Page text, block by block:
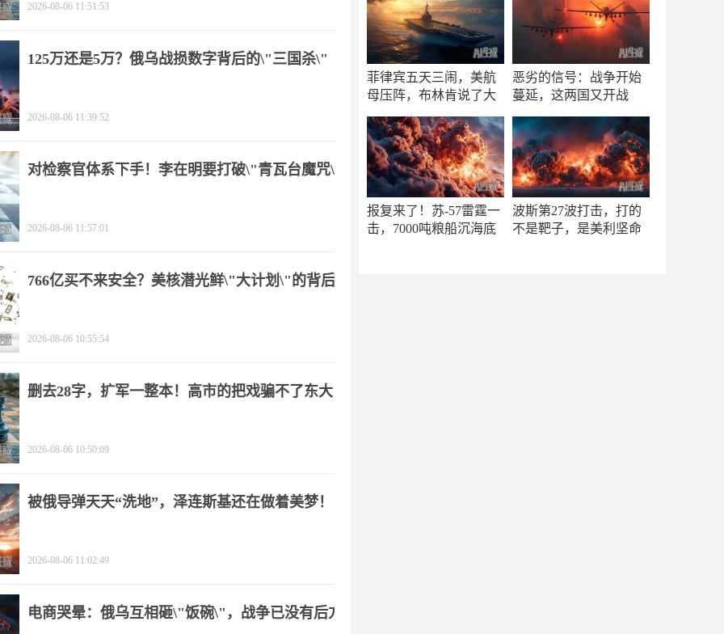
菲律宾五天三闹，美航
母压阵，布林肯说了大
恶劣的信号：战争开始
蔓延，这两国又开战
报复来了！苏-57雷霆一
击，7000吨粮船沉海底
波斯第27波打击，打的
不是靶子，是美利坚命
2026-08-06 11:51:53
125万还是5万？俄乌战损数字背后的\"三国杀\"
2026-08-06 11:39:52
对检察官体系下手！李在明要打破\"青瓦台魔咒\"
2026-08-06 11:57:01
766亿买不来安全？美核潜光鲜\"大计划\"的背后
2026-08-06 10:55:54
删去28字，扩军一整本！高市的把戏骗不了东大
2026-08-06 10:50:09
被俄导弹天天“洗地”，泽连斯基还在做着美梦！
2026-08-06 11:02:49
电商哭晕：俄乌互相砸\"饭碗\"，战争已没有后方